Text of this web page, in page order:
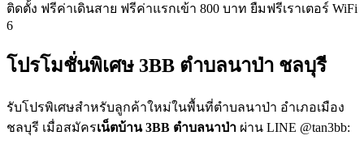
ติดตั้ง ฟรีค่าเดินสาย ฟรีค่าแรกเข้า 800 บาท ยืมฟรีเราเตอร์ WiFi
6
โปรโมชั่นพิเศษ 3BB ตำบลนาป่า ชลบุรี
รับโปรพิเศษสำหรับลูกค้าใหม่ในพื้นที่ตำบลนาป่า อำเภอเมือง
ชลบุรี เมื่อสมัครเน็ตบ้าน 3BB ตำบลนาป่า ผ่าน LINE @tan3bb: